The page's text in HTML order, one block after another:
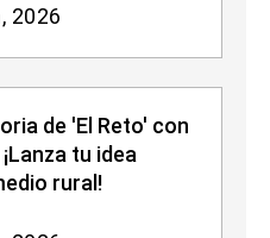
2026
de 'El Reto' con
tu idea
rural!